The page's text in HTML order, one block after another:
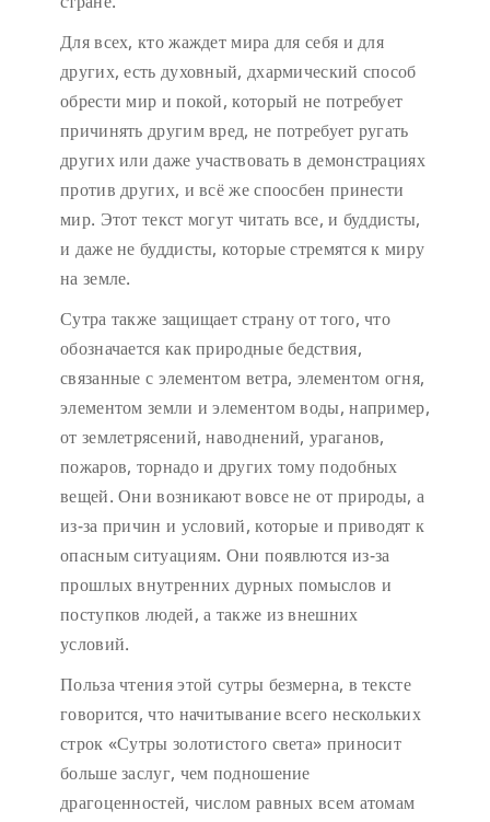
Для всех, кто жаждет мира для себя и для
других, есть духовный, дхармический способ
обрести мир и покой, который не потребует
причинять другим вред, не потребует ругать
других или даже участвовать в демонстрациях
против других, и всё же споосбен принести
мир. Этот текст могут читать все, и буддисты,
и даже не буддисты, которые стремятся к миру
на земле.
Сутра также защищает страну от того, что
обозначается как природные бедствия,
связанные с элементом ветра, элементом огня,
элементом земли и элементом воды, например,
от землетрясений, наводнений, ураганов,
пожаров, торнадо и других тому подобных
вещей. Они возникают вовсе не от природы, а
из-за причин и условий, которые и приводят к
опасным ситуациям. Они появлются из-за
прошлых внутренних дурных помыслов и
поступков людей, а также из внешних
условий.
Польза чтения этой сутры безмерна, в тексте
говорится, что начитывание всего нескольких
строк «Сутры золотистого света» приносит
больше заслуг, чем подношение
драгоценностей, числом равных всем атомам